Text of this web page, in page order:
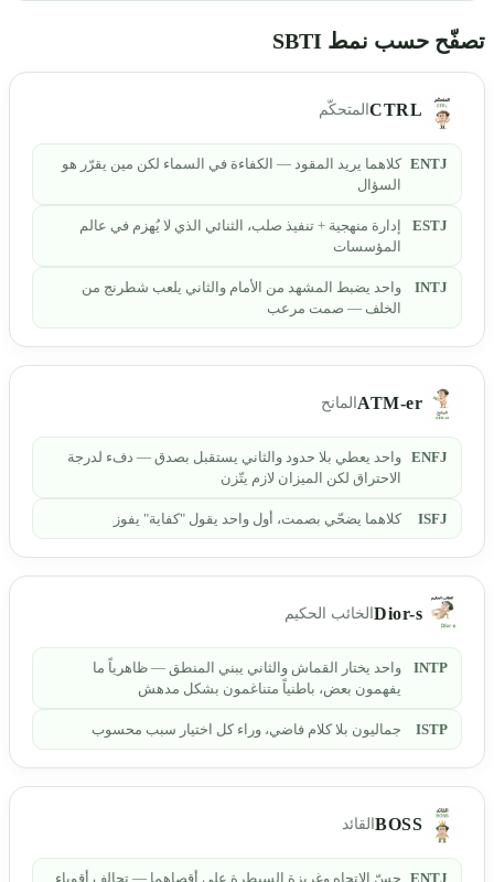
تصفّح حسب نمط SBTI
CTRL المتحكّم
ENTJ كلاهما يريد المقود — الكفاءة في السماء لكن مين يقرّر هو
السؤال
ESTJ
إدارة منهجية + تنفيذ صلب، الثنائي الذي لا يُهزم في عالم
المؤسسات
INTJ
واحد يضبط المشهد من الأمام والثاني يلعب شطرنج من
الخلف — صمت مرعب
ATM-er المانح
ENFJ واحد يعطي بلا حدود والثاني يستقبل بصدق — دفء لدرجة
الاحتراق لكن الميزان لازم يتّزن
ISFJ كلاهما يضحّي بصمت، أول واحد يقول "كفاية" يفوز
Dior-s الخائب الحكيم
INTP
واحد يختار القماش والثاني يبني المنطق — ظاهرياً ما
يفهمون بعض، باطنياً متناغمون بشكل مدهش
ISTP جماليون بلا كلام فاضي، وراء كل اختيار سبب محسوب
BOSS القائد
ENTJ حسّ الاتجاه وغريزة السيطرة على أقصاهما — تحالف أقوياء